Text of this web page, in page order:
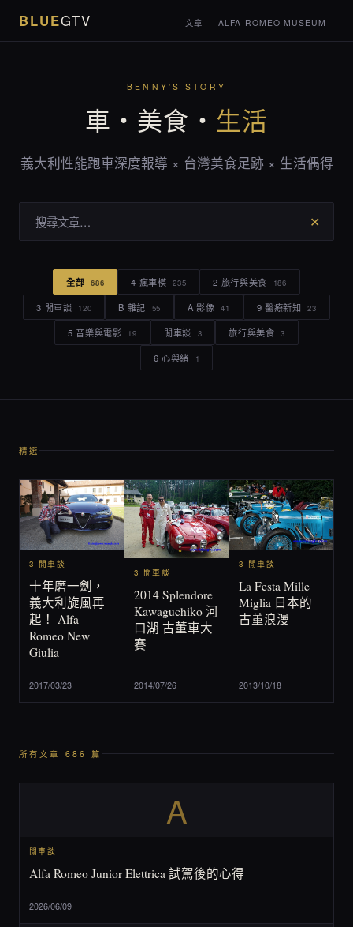
BLUEGTV 文章 ALFA ROMEO MUSEUM
BENNY'S STORY
車・美食・ 生活
義大利性能跑車深度報導 × 台灣美食足跡 × 生活偶得
✕
全部 686 4 瘋車模 235 2 旅行與美食 186
3 閒車談 120 B 雜記 55 A 影像 41 9 醫療新知 23
5 音樂與電影 19 閒車談 3 旅行與美食 3
6 心與緒 1
精選
3 閒車談
十年磨一劍，
義大利旋風再
起！ Alfa
Romeo New
Giulia
2017/03/23
3 閒車談
2014 Splendore
Kawaguchiko 河
口湖 古董車大
賽
2014/07/26
3 閒車談
La Festa Mille
Miglia 日本的
古董浪漫
2013/10/18
所有文章 686 篇
A
閒車談
Alfa Romeo Junior Elettrica 試駕後的心得
2026/06/09